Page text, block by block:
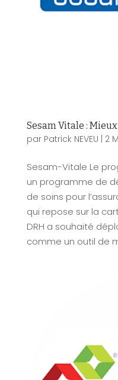
Sesam Vitale :
par Patrick NEVEU 2
Sesam-Vitale Le
un programme de
de soins pour
qui repose sur la
DRH a souhaité
comme un outil de